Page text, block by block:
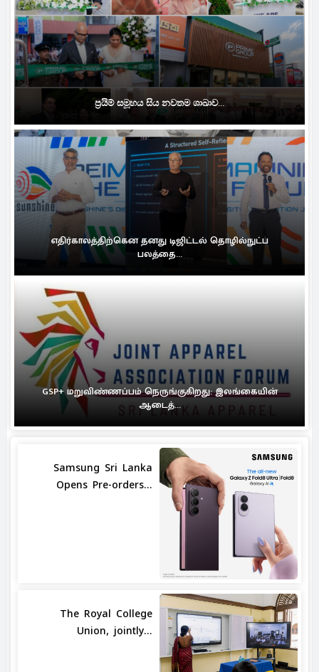
ප්‍රයිම් සමූහය සිය නවතම ශාඛාව...
எதிர்காலத்திற்கென தனது டிஜிட்டல் தொழில்நுட்ப
பலத்தை...
GSP+ மறுவிண்ணப்பம் நெருங்குகிறது: இலங்கையின்
ஆடைத்...
Samsung Sri Lanka
Opens Pre-orders...
The Royal College
Union, jointly...